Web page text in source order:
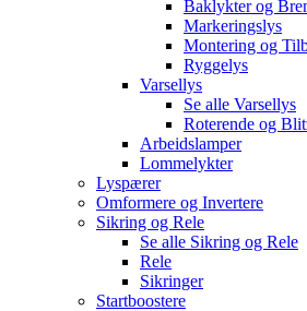
Baklykter og
Markeringslys
Montering og
Ryggelys
Varsellys
Se alle Varsellys
Roterende og
Arbeidslamper
Lommelykter
Lyspærer
Omformere og Invertere
Sikring og Rele
Se alle Sikring og Rele
Rele
Sikringer
Startboostere